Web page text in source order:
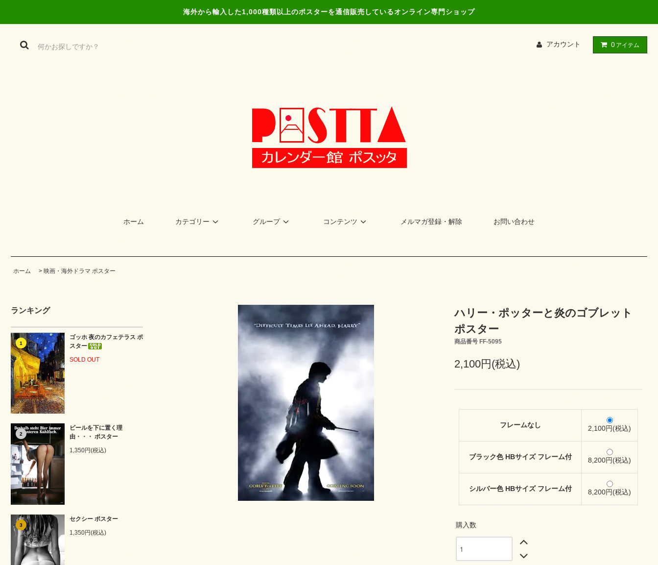
海外から輸入した1,000種類以上のポスターを通信販売しているオンライン専門ショップ
アカウント 0 アイテム
ホーム カテゴリー グループ コンテンツ メルマガ登録・解除 お問い合わせ
ホーム > 映画・海外ドラマ ポスター
ランキング
1
ゴッホ 夜のカフェテラス ポ
スター
SOLD OUT
2
ビールを下に置く理
由・・・ ポスター
1,350円(税込)
3
セクシー ポスター
1,350円(税込)
ハリー・ポッターと炎のゴブレット
ポスター
商品番号 FF-5095
2,100円(税込)
フレームなし 2,100円(税込)
ブラック色 HBサイズ フレーム付 8,200円(税込)
シルバー色 HBサイズ フレーム付 8,200円(税込)
購入数